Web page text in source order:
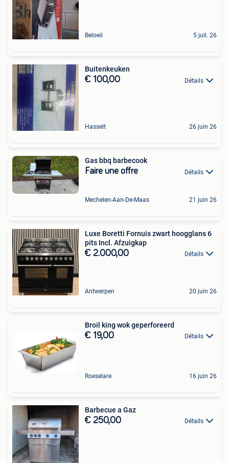
Beloeil 5 juil. 26
Buitenkeuken
€ 100,00 Détails
Hasselt 26 juin 26
Gas bbq barbecook
Faire une offre Détails
Mechelen-Aan-De-Maas 21 juin 26
Luxe Boretti Fornuis zwart hoogglans 6
pits Incl. Afzuigkap
€ 2.000,00 Détails
Antwerpen 20 juin 26
Broil king wok geperforeerd
€ 19,00 Détails
Roeselare 16 juin 26
Barbecue a Gaz
€ 250,00 Détails